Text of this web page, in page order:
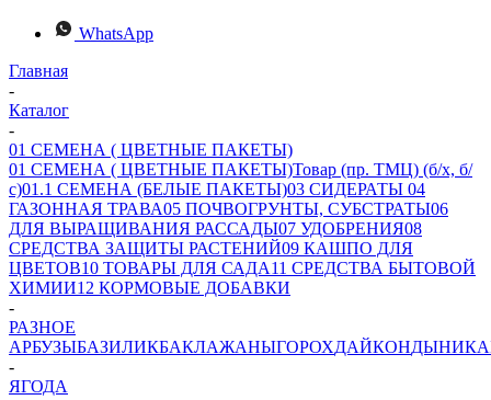
WhatsApp
Главная
-
Каталог
-
01 СЕМЕНА ( ЦВЕТНЫЕ ПАКЕТЫ)
01 СЕМЕНА ( ЦВЕТНЫЕ ПАКЕТЫ)Товар (пр. ТМЦ) (б/х, б/
с)01.1 СЕМЕНА (БЕЛЫЕ ПАКЕТЫ)03 СИДЕРАТЫ 04
ГАЗОННАЯ ТРАВА05 ПОЧВОГРУНТЫ, СУБСТРАТЫ06
ДЛЯ ВЫРАЩИВАНИЯ РАССАДЫ07 УДОБРЕНИЯ08
СРЕДСТВА ЗАЩИТЫ РАСТЕНИЙ09 КАШПО ДЛЯ
ЦВЕТОВ10 ТОВАРЫ ДЛЯ САДА11 СРЕДСТВА БЫТОВОЙ
ХИМИИ12 КОРМОВЫЕ ДОБАВКИ
-
РАЗНОЕ
АРБУЗЫБАЗИЛИКБАКЛАЖАНЫГОРОХДАЙКОНДЫНИ
-
ЯГОДА